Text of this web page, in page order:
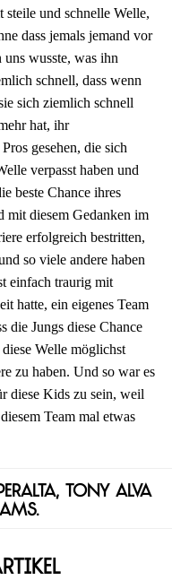
steile und schnelle Welle,
dass jemals jemand vor
wusste, was ihn
schnell, dass wenn
sich ziemlich schnell
hat, ihr
gesehen, die sich
verpasst haben und
beste Chance ihres
mit diesem Gedanken im
erfolgreich bestritten,
so viele andere haben
einfach traurig mit
hatte, ein eigenes Team
die Jungs diese Chance
Welle möglichst
zu haben. Und so war es
diese Kids zu sein, weil
Team mal etwas
Tony Alva